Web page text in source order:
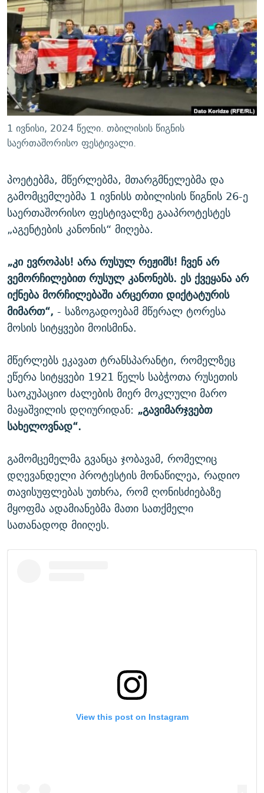
ᲛᲝᲚᲐᲞᲐᲠᲐᲙᲔ ᲢᲔᲥᲡᲢᲔᲑᲘ
ᲨᲘᲜ - ᲣᲪᲮᲝᲔᲗᲨᲘ
ᲚᲘᲢᲔᲠᲐᲢᲣᲠᲣᲚᲘ ᲬᲐᲮᲜᲐᲒᲔᲑᲘ
ᲐᲛᲔᲠᲘᲙᲣᲚᲘ ᲛᲝᲗᲮᲠᲝᲑᲐ
ᲘᲛᲞᲔᲠᲘᲐ ᲓᲐ ᲠᲐᲓᲘᲝ
ᲩᲔᲛᲘ ᲡᲘᲙᲕᲓᲘᲚᲘᲡ ᲛᲘᲖᲔᲖᲘᲐ COVID-19
11 ᲬᲔᲚᲘ - 11 ᲐᲛᲑᲐᲕᲘ
ᲡᲐᲞᲐᲠᲚᲐᲛᲔᲜᲢᲝ ᲐᲠᲩᲔᲕᲜᲔᲑᲘᲡ ᲘᲡᲢᲝᲠᲘᲐ
ᲑᲐᲕᲨᲕᲔᲑᲘ ᲞᲠᲝᲡᲢᲘᲢᲣᲪᲘᲐᲨᲘ - ᲐᲛᲝᲣᲗᲥᲛᲔᲚᲘ ᲐᲛᲑᲐᲕᲘ
5 ᲐᲛᲑᲐᲕᲘ - 20 ᲘᲕᲜᲘᲡᲡ ᲓᲐᲨᲐᲕᲔᲑᲣᲚᲔᲑᲘ
ᲐᲒᲕᲘᲡᲢᲝᲡ ᲝᲛᲘ
ПРИВЕТ ᲙᲣᲚᲢᲣᲠᲐ
ᲒᲐᲛᲝᲘᲬᲔᲠᲔ
რთე/რთ-ის ყველა საიტი
1 ივნისი, 2024 წელი. თბილისის წიგნის
საერთაშორისო ფესტივალი.
პოეტებმა, მწერლებმა, მთარგმნელებმა და
გამომცემლებმა 1 ივნისს თბილისის წიგნის 26-ე
საერთაშორისო ფესტივალზე გააპროტესტეს
„აგენტების კანონის“ მიღება.
„კი ევროპას! არა რუსულ რეჟიმს! ჩვენ არ
ვემორჩილებით რუსულ კანონებს. ეს ქვეყანა არ
იქნება მორჩილებაში არცერთი დიქტატურის
მიმართ“, - საზოგადოებამ მწერალ ტორესა
მოსის სიტყვები მოისმინა.
მწერლებს ეკავათ ტრანსპარანტი, რომელზეც
ეწერა სიტყვები 1921 წელს საბჭოთა რუსეთის
საოკუპაციო ძალების მიერ მოკლული მარო
მაყაშვილის დღიურიდან: „გავიმარჯვებთ
სახელოვნად“.
გამომცემელმა გვანცა ჯობავამ, რომელიც
დღევანდელი პროტესტის მონაწილეა, რადიო
თავისუფლებას უთხრა, რომ ღონისძიებაზე
მყოფმა ადამიანებმა მათი სათქმელი
სათანადოდ მიიღეს.